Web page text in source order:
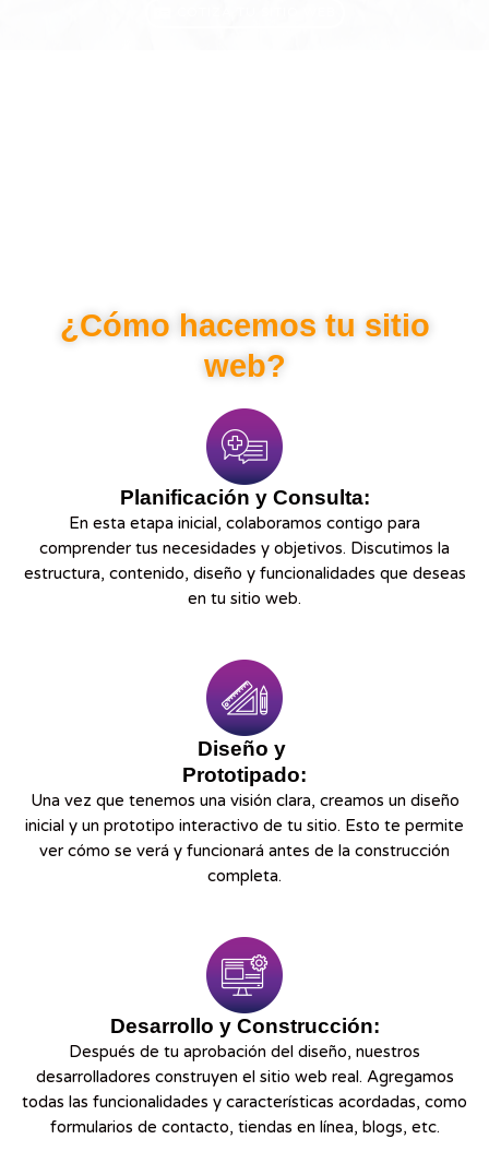
¿Cómo hacemos tu sitio
web?
Planificación y Consulta:
En esta etapa inicial, colaboramos contigo para
comprender tus necesidades y objetivos. Discutimos la
estructura, contenido, diseño y funcionalidades que deseas
en tu sitio web.
Diseño y
Prototipado:
Una vez que tenemos una visión clara, creamos un diseño
inicial y un prototipo interactivo de tu sitio. Esto te permite
ver cómo se verá y funcionará antes de la construcción
completa.
Desarrollo y Construcción:
Después de tu aprobación del diseño, nuestros
desarrolladores construyen el sitio web real. Agregamos
todas las funcionalidades y características acordadas, como
formularios de contacto, tiendas en línea, blogs, etc.